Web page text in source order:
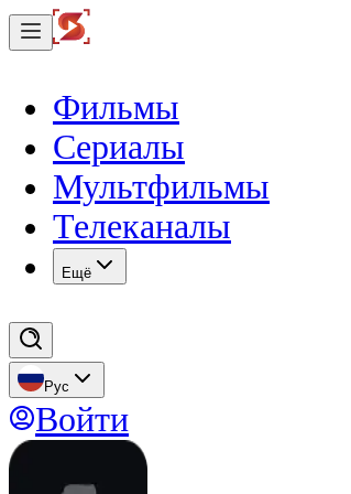
Фильмы
Сериалы
Мультфильмы
Телеканалы
Eщё
Рус
Войти